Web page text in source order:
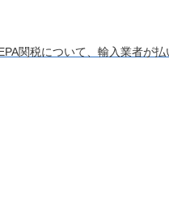
関税について、輸入業者が